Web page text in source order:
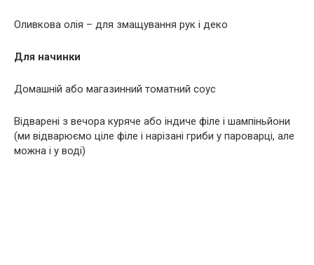
Оливкова олія – для змащування рук і деко
Для начинки
Домашній або магазинний томатний соус
Відварені з вечора куряче або індиче філе і шампіньйони
(ми відварюємо ціле філе і нарізані гриби у пароварці, але
можна і у воді)